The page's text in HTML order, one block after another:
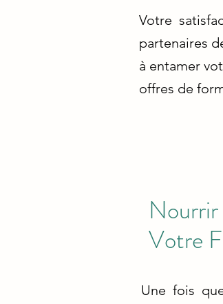
Votre
partenaires
à entamer
offres de
Votre
Une fois